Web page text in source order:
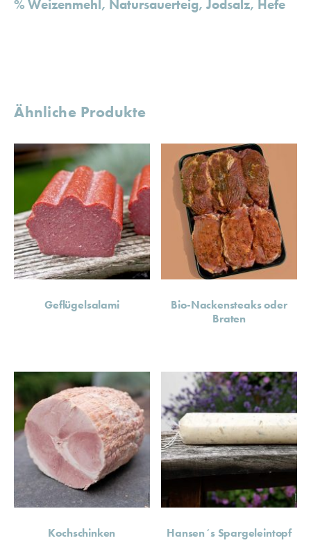
% Weizenmehl, Natursauerteig, Jodsalz, Hefe
Ähnliche Produkte
Geflügelsalami
Bio-Nackensteaks oder
Braten
Kochschinken Hansen´s Spargeleintopf